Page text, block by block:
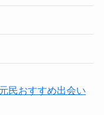
民おすすめ出会い